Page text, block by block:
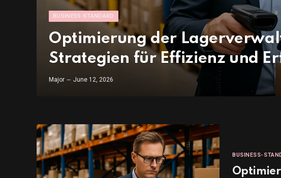
BUSINESS-STANDARD
Optimierung der
Strategien für Effizienz und
Major June 12, 2026
BUSINESS-